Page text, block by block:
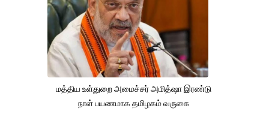
மத்திய உள்துறை அமைச்சர் அமித்ஷா இரண்டு
நாள் பயணமாக தமிழகம் வருகை